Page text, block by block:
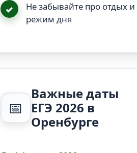
Не забывайте про отдых и
режим дня
📅
Важные даты
ЕГЭ 2026 в
Оренбурге